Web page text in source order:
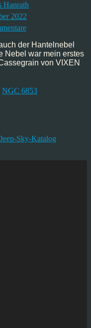
Hanrath
2022
zu
Astrofoto:
Hantelnebel
–
Messier
09/22
der Hantelnebel
Nebel war mein erstes
von VIXEN
NGC 6853
Sky-Katalog